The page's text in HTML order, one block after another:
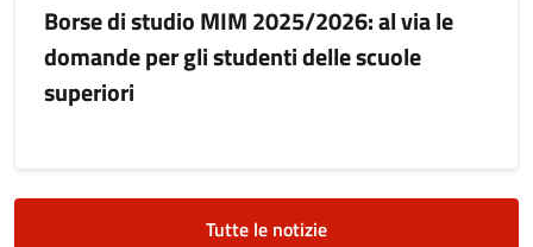
Borse di studio MIM 2025/2026: al via le
domande per gli studenti delle scuole
superiori
Tutte le notizie